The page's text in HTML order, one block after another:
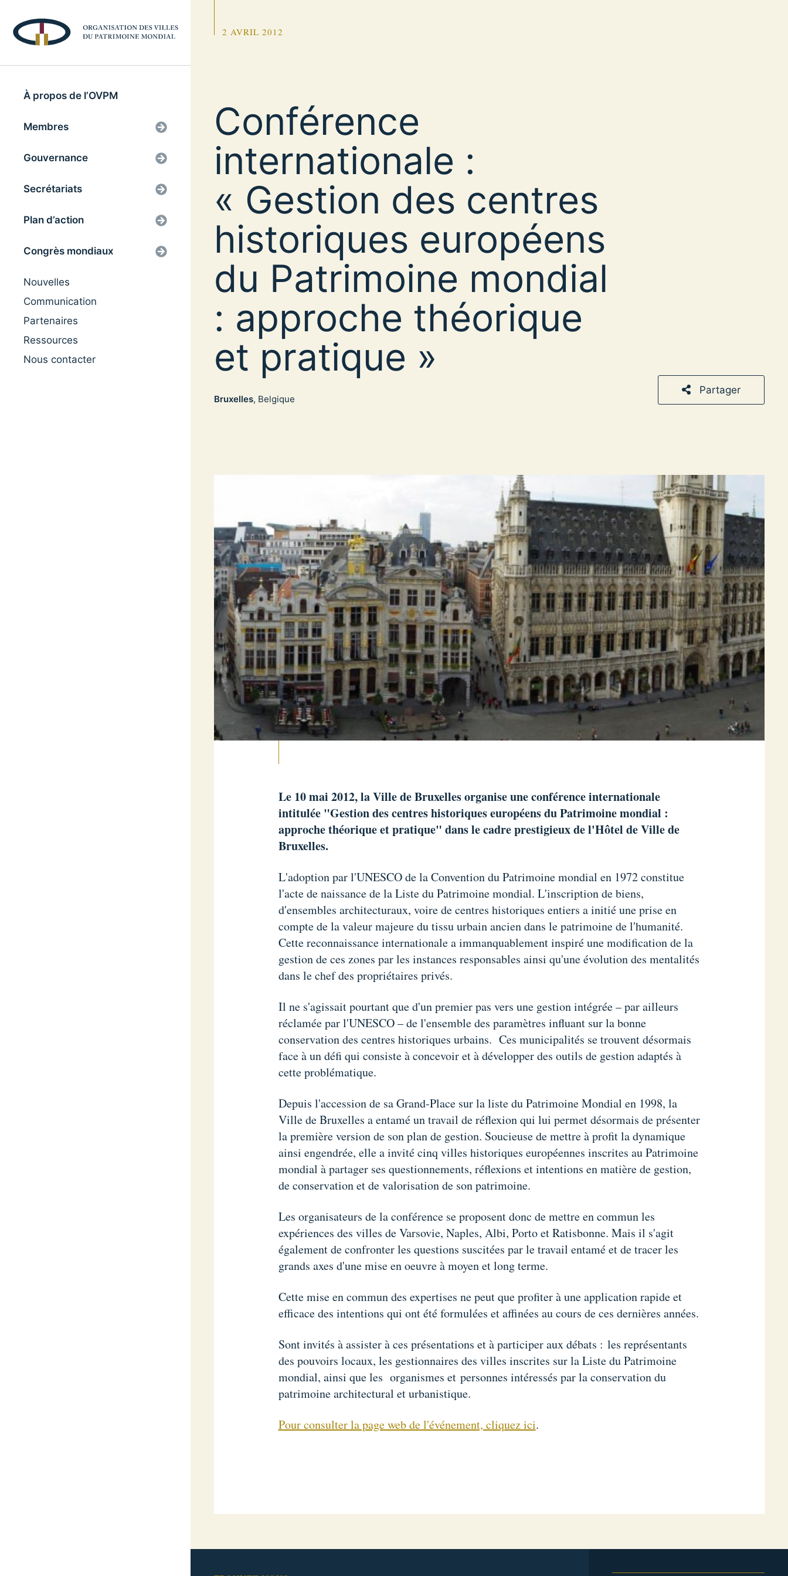
À propos de l’OVPM
Membres
Gouvernance
Secrétariats
Plan d’action
Congrès mondiaux
Nouvelles
Communication
Partenaires
Ressources
Nous contacter
2 AVRIL 2012
Conférence
internationale :
« Gestion des centres
historiques européens
du Patrimoine mondial
: approche théorique
et pratique »
Bruxelles, Belgique
Partager
Le 10 mai 2012, la Ville de Bruxelles organise une conférence internationale
intitulée "Gestion des centres historiques européens du Patrimoine mondial :
approche théorique et pratique" dans le cadre prestigieux de l'Hôtel de Ville de
Bruxelles.
L'adoption par l'UNESCO de la Convention du Patrimoine mondial en 1972 constitue
l'acte de naissance de la Liste du Patrimoine mondial. L'inscription de biens,
d'ensembles architecturaux, voire de centres historiques entiers a initié une prise en
compte de la valeur majeure du tissu urbain ancien dans le patrimoine de l'humanité.
Cette reconnaissance internationale a immanquablement inspiré une modification de la
gestion de ces zones par les instances responsables ainsi qu'une évolution des mentalités
dans le chef des propriétaires privés.
Il ne s'agissait pourtant que d'un premier pas vers une gestion intégrée – par ailleurs
réclamée par l'UNESCO – de l'ensemble des paramètres influant sur la bonne
conservation des centres historiques urbains. Ces municipalités se trouvent désormais
face à un défi qui consiste à concevoir et à développer des outils de gestion adaptés à
cette problématique.
Depuis l'accession de sa Grand-Place sur la liste du Patrimoine Mondial en 1998, la
Ville de Bruxelles a entamé un travail de réflexion qui lui permet désormais de présenter
la première version de son plan de gestion. Soucieuse de mettre à profit la dynamique
ainsi engendrée, elle a invité cinq villes historiques européennes inscrites au Patrimoine
mondial à partager ses questionnements, réflexions et intentions en matière de gestion,
de conservation et de valorisation de son patrimoine.
Les organisateurs de la conférence se proposent donc de mettre en commun les
expériences des villes de Varsovie, Naples, Albi, Porto et Ratisbonne. Mais il s'agit
également de confronter les questions suscitées par le travail entamé et de tracer les
grands axes d'une mise en oeuvre à moyen et long terme.
Cette mise en commun des expertises ne peut que profiter à une application rapide et
efficace des intentions qui ont été formulées et affinées au cours de ces dernières années.
Sont invités à assister à ces présentations et à participer aux débats : les représentants
des pouvoirs locaux, les gestionnaires des villes inscrites sur la Liste du Patrimoine
mondial, ainsi que les organismes et personnes intéressés par la conservation du
patrimoine architectural et urbanistique.
Pour consulter la page web de l'événement, cliquez ici.